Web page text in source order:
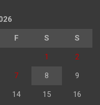
F S S
1 2
7 8 9
14 15 16